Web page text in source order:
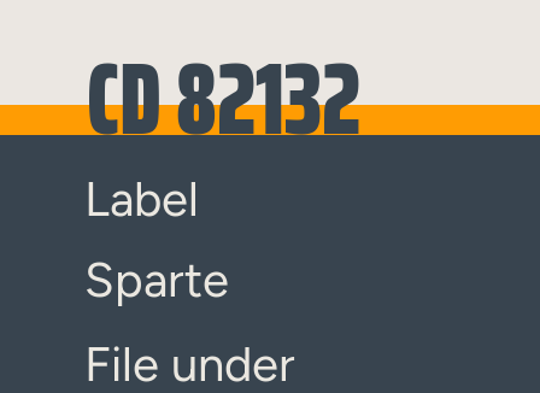
CD 82132
Label
Sparte
File under